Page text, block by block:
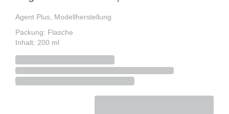
Agent Plus, Modellherstellung
Packung: Flasche
Inhalt: 200 ml